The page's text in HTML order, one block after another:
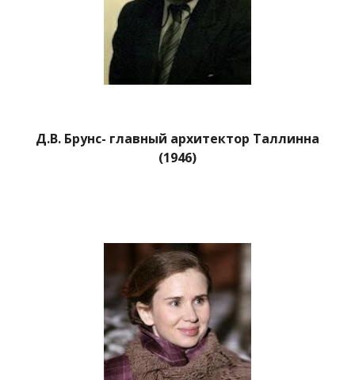
Д.В. Брунс- главный архитектор Таллинна
(1946)